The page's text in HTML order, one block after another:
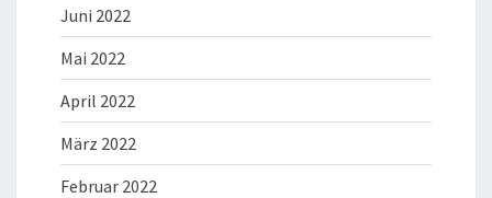
Juni 2022
Mai 2022
April 2022
März 2022
Februar 2022